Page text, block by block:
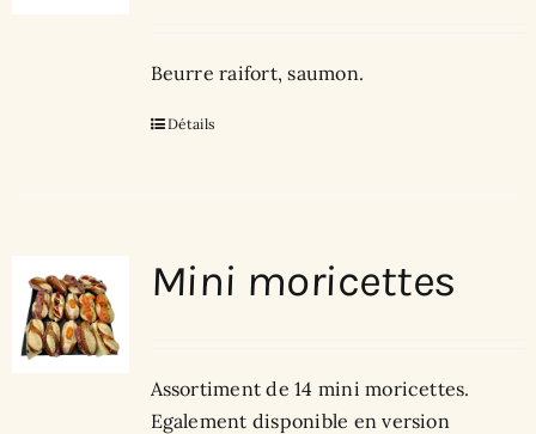
Beurre raifort, saumon.
Détails
Mini moricettes
Assortiment de 14 mini moricettes.
Egalement disponible en version